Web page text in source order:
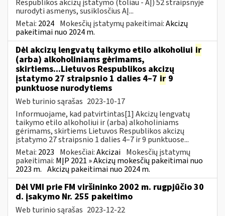
Respublikos akcizų įstatymo (toliau - AĮ) 52 straipsnyje
nurodyti asmenys, susiklosčius AĮ...
Metai: 2024 Mokesčių įstatymų pakeitimai:Akcizų
pakeitimai nuo 2024 m.
Dėl akcizų lengvatų taikymo etilo alkoholiui ir
(arba) alkoholiniams gėrimams,
skirtiems...Lietuvos Respublikos akcizų
įstatymo 27 straipsnio 1 dalies 4–7 ir 9
punktuose nurodytiems
Web turinio sąrašas 2023-10-17
Informuojame, kad patvirtintas[1] Akcizų lengvatų
taikymo etilo alkoholiui ir (arba) alkoholiniams
gėrimams, skirtiems Lietuvos Respublikos akcizų
įstatymo 27 straipsnio 1 dalies 4–7 ir 9 punktuose...
Metai: 2023 Mokesčiai:Akcizai Mokesčių įstatymų
pakeitimai: MĮP 2021 » Akcizų mokesčių pakeitimai nuo
2023 m. Akcizų pakeitimai nuo 2024 m.
Dėl VMI prie FM viršininko 2002 m. rugpjūčio 30
d. įsakymo Nr. 255 pakeitimo
Web turinio sąrašas 2023-12-22